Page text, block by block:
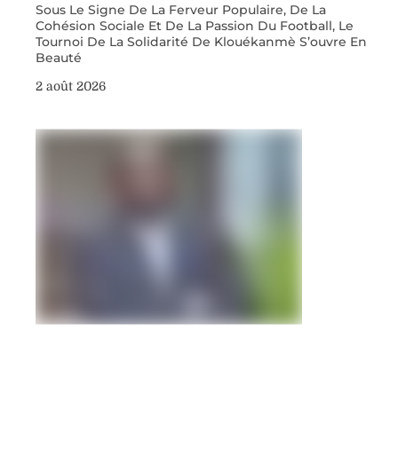
Sous Le Signe De La Ferveur Populaire, De La
Cohésion Sociale Et De La Passion Du Football, Le
Tournoi De La Solidarité De Klouékanmè S’ouvre En
Beauté
2 août 2026